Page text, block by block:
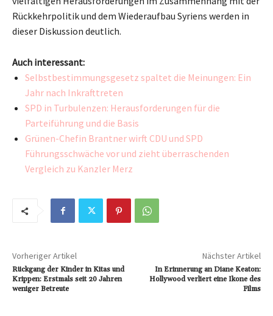
Rückkehrpolitik und dem Wiederaufbau Syriens werden in
dieser Diskussion deutlich.
Auch interessant:
Selbstbestimmungsgesetz spaltet die Meinungen: Ein
Jahr nach Inkrafttreten
SPD in Turbulenzen: Herausforderungen für die
Parteiführung und die Basis
Grünen-Chefin Brantner wirft CDU und SPD
Führungsschwäche vor und zieht überraschenden
Vergleich zu Kanzler Merz
Vorheriger Artikel
Rückgang der Kinder in Kitas und
Krippen: Erstmals seit 20 Jahren
weniger Betreute
Nächster Artikel
In Erinnerung an Diane Keaton:
Hollywood verliert eine Ikone des
Films